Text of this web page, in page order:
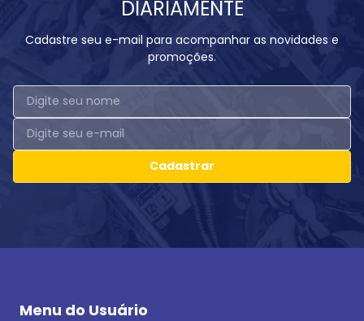
DIARIAMENTE
Cadastre seu e-mail para acompanhar as novidades e
promoções.
Cadastrar
Menu do Usuário